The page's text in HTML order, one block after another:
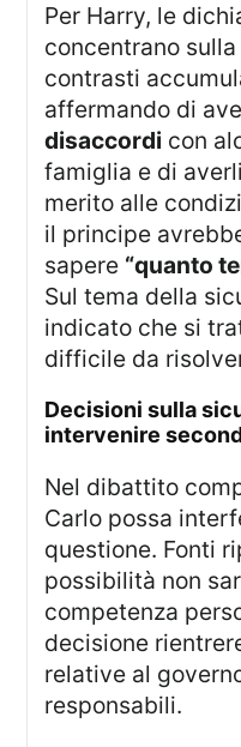
Per Harry, le dichiarazioni riportate si
concentrano
contrasti
affermando di
disaccordi con
famiglia e di
merito alle
il principe
sapere “quanto
Sul tema della
indicato che si
difficile da
decisioni sulla sicurezza: chi può
intervenire
Nel dibattito compare anche l’idea che re
Carlo possa
questione. Fonti
possibilità non
competenza
decisione
relative al
responsabili.